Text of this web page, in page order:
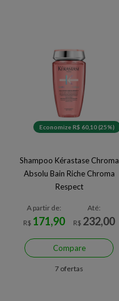
Economize R$ 60,10 (25%)
Shampoo Kérastase Chroma
Absolu Bain Riche Chroma
Respect
A partir de:
R$ 171,90
Até:
R$ 232,00
Compare
7 ofertas